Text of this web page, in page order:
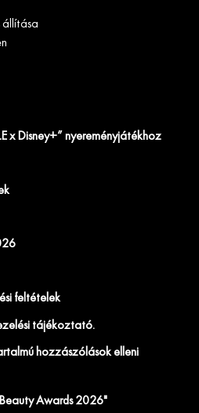
állítása
x Disney+” nyereményjátékhoz
feltételek
tájékoztató.
hozzászólások elleni
Awards 2026"